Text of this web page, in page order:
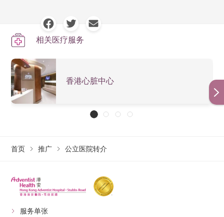
相关医疗服务
香港心脏中心
首页 推广 公立医院转介
服务单张